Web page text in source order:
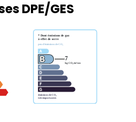
DPE/GES